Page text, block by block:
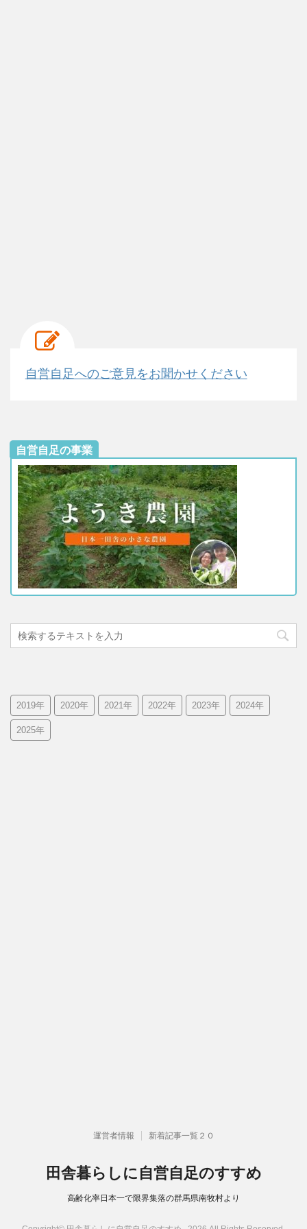
自営自足へのご意見をお聞かせください
自営自足の事業
2019年 2020年 2021年 2022年 2023年 2024年
2025年
運営者情報 新着記事一覧２０
田舎暮らしに自営自足のすすめ
高齢化率日本一で限界集落の群馬県南牧村より